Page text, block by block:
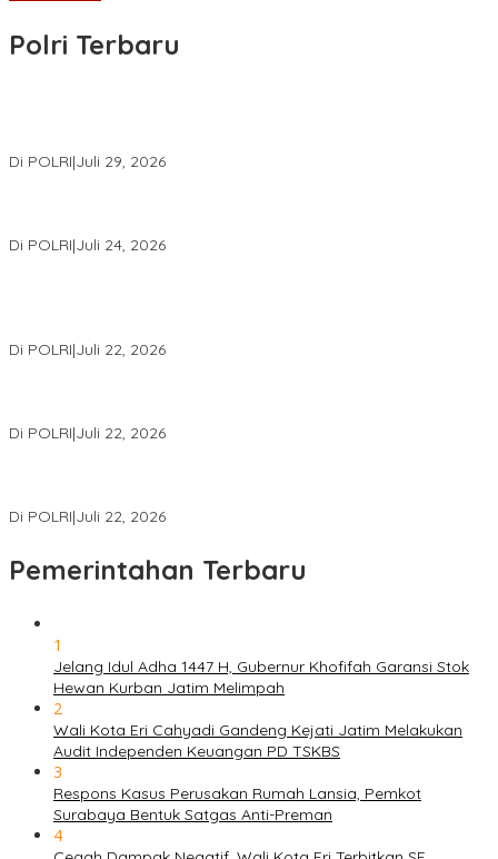
Polri Terbaru
Di POLRI|Juli 29, 2026
Di POLRI|Juli 24, 2026
Di POLRI|Juli 22, 2026
Di POLRI|Juli 22, 2026
Di POLRI|Juli 22, 2026
Pemerintahan Terbaru
1
Jelang Idul Adha 1447 H, Gubernur Khofifah Garansi Stok
Hewan Kurban Jatim Melimpah
2
Wali Kota Eri Cahyadi Gandeng Kejati Jatim Melakukan
Audit Independen Keuangan PD TSKBS
3
Respons Kasus Perusakan Rumah Lansia, Pemkot
Surabaya Bentuk Satgas Anti-Preman
4